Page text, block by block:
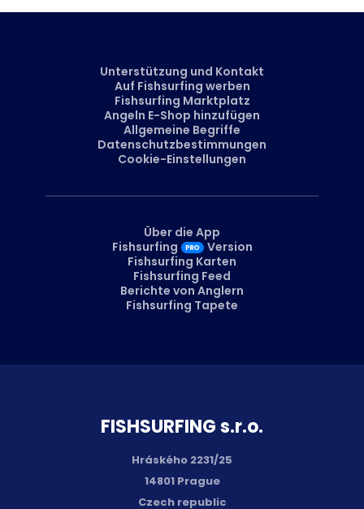
FISH­SURFING s.r.o.
Hráského 2231/25
14801 Prague
Czech republic
Unterstützung und Kontakt
Auf Fishsurfing werben
Fishsurfing Marktplatz
Angeln E-Shop hinzufügen
Allgemeine Begriffe
Datenschutzbestimmungen
Cookie-Einstellungen
Über die App
Fishsurfing
Version
Fishsurfing Karten
Fishsurfing Feed
Berichte von Anglern
Fishsurfing Tapete